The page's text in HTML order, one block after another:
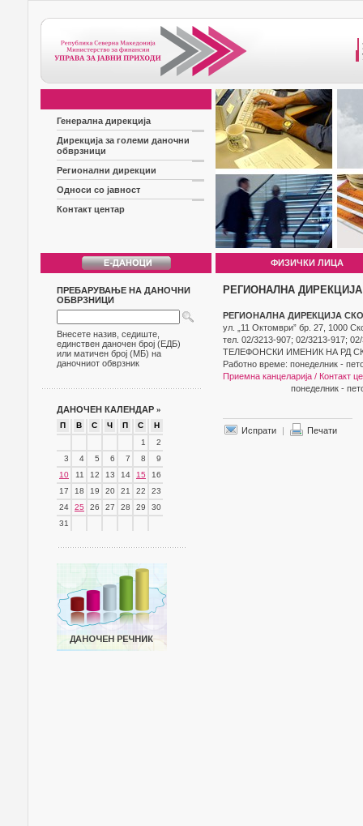
Генерална дирекција
Дирекција за големи даночни
обврзници
Регионални дирекции
Односи со јавност
Контакт центар
ФИЗИЧКИ ЛИЦА
ПРЕБАРУВАЊЕ НА ДАНОЧНИ
ОБВРЗНИЦИ
Внесете назив, седиште,
единствен даночен број (ЕДБ)
или матичен број (МБ) на
даночниот обврзник
ДАНОЧЕН КАЛЕНДАР »
П В С Ч П С
Н
1
2
3
4 5 6 7 8
9
10
11 12 13 14 15
16
17
18 19 20 21 22
23
24
25 26 27 28 29
30
31
РЕГИОНАЛНА
РЕГИОНАЛНА ДИРЕКЦИЈА
ул. „11 Октомври” бр. 27, 1000
тел. 02/3213-907; 02/3213-917;
ТЕЛЕФОНСКИ ИМЕНИК НА РД
Работно време: понеделник -
Приемна канцеларија / Контакт
понеделник - петок
Испрати | Печати